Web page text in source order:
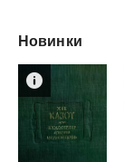
Новинки